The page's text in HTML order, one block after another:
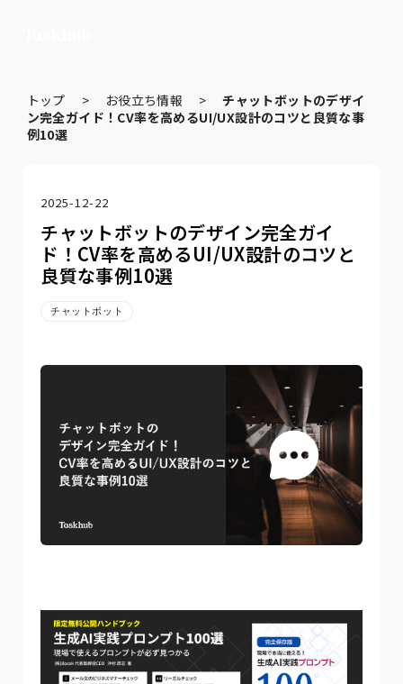
トップ > お役立ち情報 > チャットボットのデザイ
ン完全ガイド！CV率を高めるUI/UX設計のコツと良質な事
例10選
2025-12-22
チャットボットのデザイン完全ガイ
ド！CV率を高めるUI/UX設計のコツと
良質な事例10選
チャットボット